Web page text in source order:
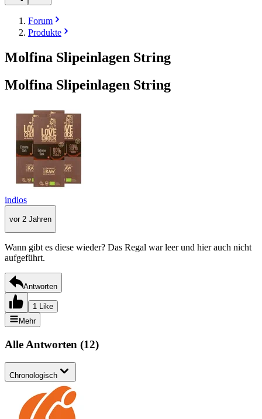
Forum
Produkte
Molfina Slipeinlagen String
Molfina Slipeinlagen String
indios
vor 2 Jahren
Wann gibt es diese wieder? Das Regal war leer und hier auch nicht
aufgeführt.
Antworten
1 Like
Mehr
Alle Antworten (12)
Chronologisch